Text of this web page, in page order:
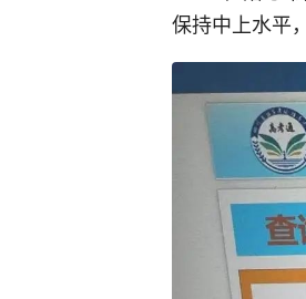
保持中上水平